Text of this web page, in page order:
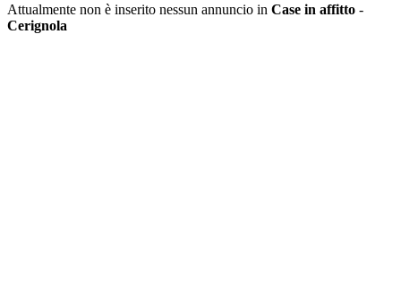
Attualmente non è inserito nessun annuncio in Case in affitto -
Cerignola